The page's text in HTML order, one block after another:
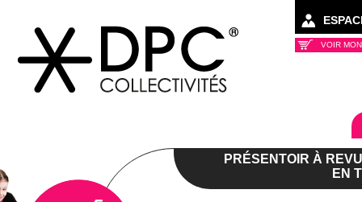
VOIR
PRÉSENTOIR À
EN